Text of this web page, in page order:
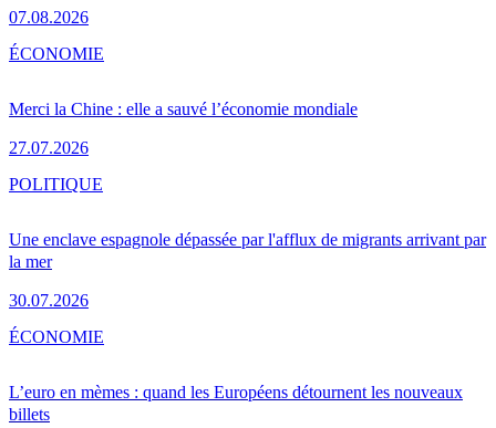
07.08.2026
Merci la Chine : elle a sauvé l’économie mondiale
27.07.2026
ÉCONOMIE
Une enclave espagnole dépassée par l'afflux de migrants arrivant par
la mer
30.07.2026
POLITIQUE
L’euro en mèmes : quand les Européens détournent les nouveaux
billets
ÉCONOMIE